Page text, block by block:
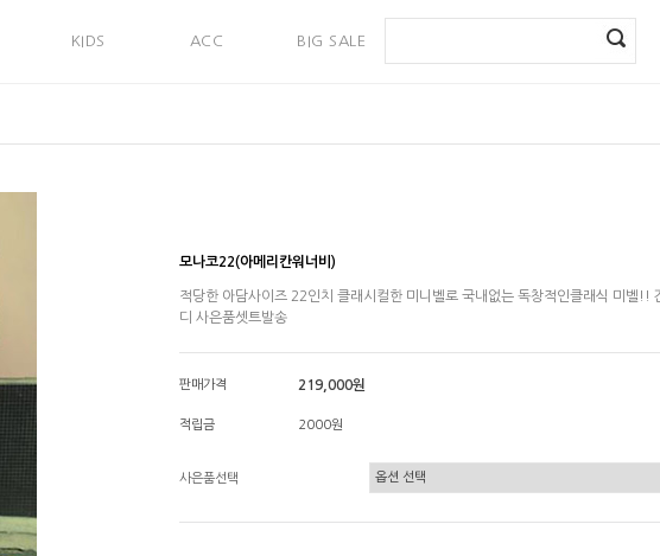
KIDS ACC BIG SALE
모나코22(아메리칸워너비)
적당한 아담사이즈 22인치 클래시컬한 미니벨로 국내없는 독창적인클래식 미벨!!
디 사은품셋트발송
판매가격 219,000원
적립금 2000원
사은품선택